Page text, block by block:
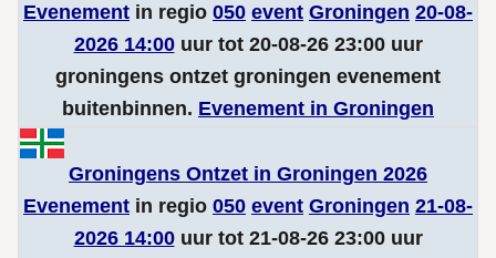
Evenement in regio 050 event Groningen 20-08-
2026 14:00uur tot 20-08-26 23:00 uur
groningens ontzet groningen evenement
buitenbinnen. Evenement in Groningen
Groningens Ontzet in Groningen 2026
Evenement in regio 050 event Groningen 21-08-
2026 14:00uur tot 21-08-26 23:00 uur